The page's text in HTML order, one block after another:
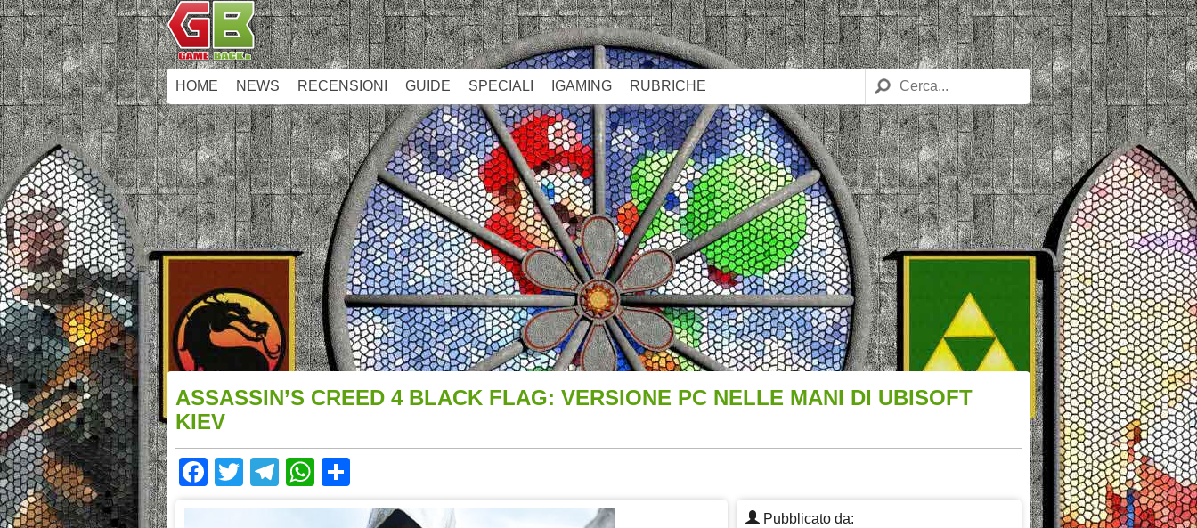
HOME NEWS RECENSIONI GUIDE SPECIALI IGAMING RUBRICHE
ASSASSIN’S CREED 4 BLACK FLAG: VERSIONE PC NELLE MANI DI UBISOFT
KIEV
Facebook
TwitterTelegram
WhatsApp
Pubblicato da: